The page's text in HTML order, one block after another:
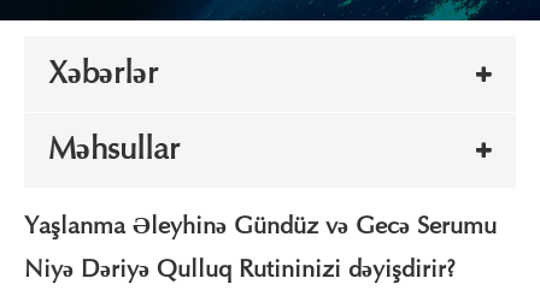
Xəbərlər
Məhsullar
Yaşlanma Əleyhinə Gündüz və Gecə Serumu
Niyə Dəriyə Qulluq Rutininizi dəyişdirir?